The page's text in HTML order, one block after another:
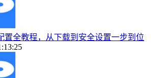
置全教程，从下载到安全设置一步到位